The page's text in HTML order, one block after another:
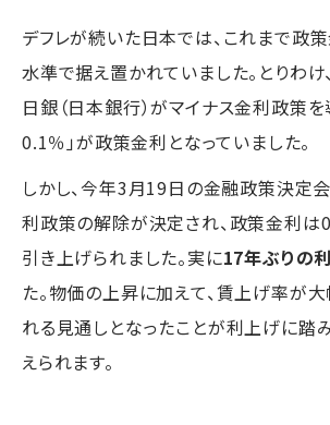
デフレが続いた日本では、これまで政
水準で据え置かれていました。とりわ
日銀（日本銀行）がマイナス金利政策を
0.1％」が政策金利となっていました。
しかし、今年3月19日の金融政策決定
利政策の解除が決定され、政策金利
引き上げられました。実に17年ぶりの
た。物価の上昇に加えて、賃上げ率が
れる見通しとなったことが利上げに踏
えられます。